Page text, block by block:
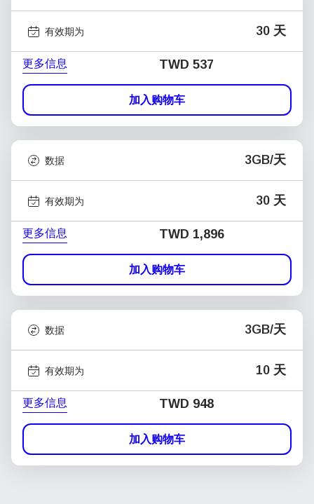
有效期为 30 天
更多信息 TWD 537
加入购物车
数据 3GB/天
有效期为 30 天
更多信息 TWD 1,896
加入购物车
数据 3GB/天
有效期为 10 天
更多信息 TWD 948
加入购物车